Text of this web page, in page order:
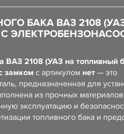
БАКА ВАЗ 2108
ВАЗ 2108 (УАЗ на топливный
замком с артикулом нет — это
предназначенная для
из прочных
эксплуатацию и
топливного бака и